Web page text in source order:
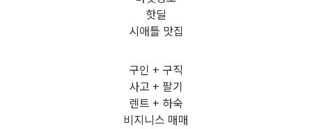
핫딜
시애틀 맛집
구인 + 구직
사고 + 팔기
렌트 + 하숙
비지니스 매매